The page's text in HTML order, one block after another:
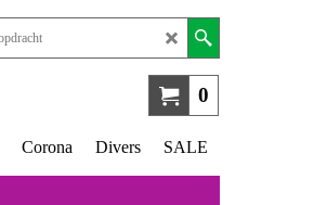
0
Corona Divers SALE